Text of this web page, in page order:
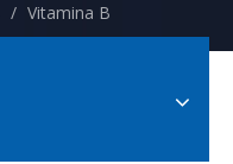
/ Vitamina B